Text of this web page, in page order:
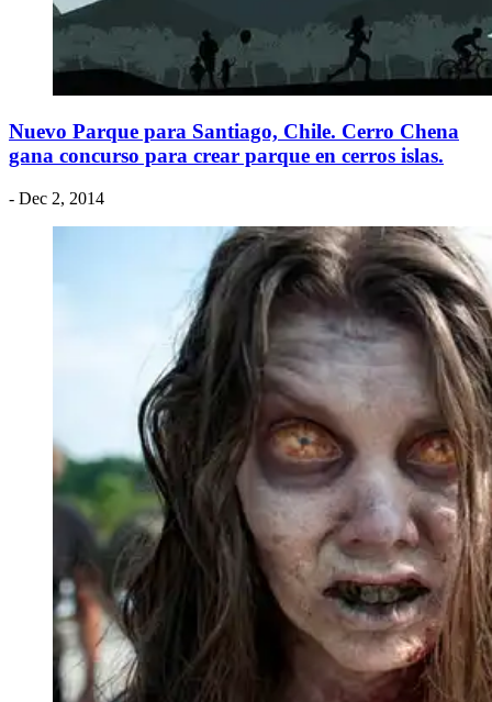
Nuevo Parque para Santiago, Chile. Cerro Chena
gana concurso para crear parque en cerros islas.
- Dec 2, 2014